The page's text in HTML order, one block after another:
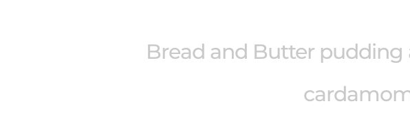
Bread and Butter pudding